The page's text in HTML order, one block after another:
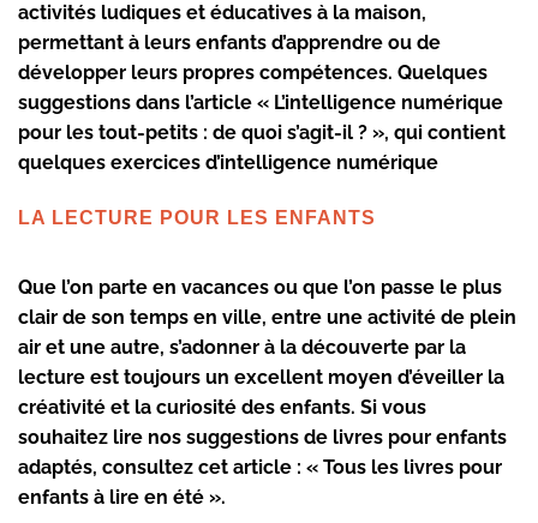
activités ludiques et éducatives à la maison,
permettant à leurs enfants d’apprendre ou de
développer leurs propres compétences. Quelques
suggestions dans l’article « L’intelligence numérique
pour les tout-petits : de quoi s’agit-il ? », qui contient
quelques exercices d’intelligence numérique
LA LECTURE POUR LES ENFANTS
Que l’on parte en vacances ou que l’on passe le plus
clair de son temps en ville, entre une activité de plein
air et une autre, s’adonner à la découverte par la
lecture est toujours un excellent moyen d’éveiller la
créativité et la curiosité des enfants. Si vous
souhaitez lire nos suggestions de livres pour enfants
adaptés, consultez cet article : « Tous les livres pour
enfants à lire en été ».